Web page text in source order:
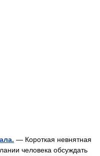
— Короткая невнятная
человека обсуждать